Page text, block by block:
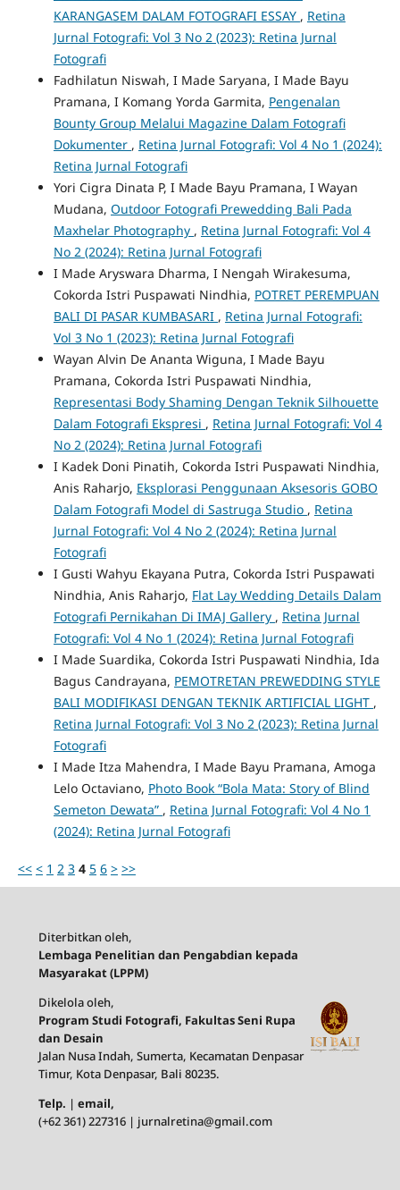
KARANGASEM DALAM FOTOGRAFI ESSAY , Retina
Jurnal Fotografi: Vol 3 No 2 (2023): Retina Jurnal
Fotografi
Fadhilatun Niswah, I Made Saryana, I Made Bayu
Pramana, I Komang Yorda Garmita, Pengenalan
Bounty Group Melalui Magazine Dalam Fotografi
Dokumenter , Retina Jurnal Fotografi: Vol 4 No 1 (2024):
Retina Jurnal Fotografi
Yori Cigra Dinata P, I Made Bayu Pramana, I Wayan
Mudana, Outdoor Fotografi Prewedding Bali Pada
Maxhelar Photography , Retina Jurnal Fotografi: Vol 4
No 2 (2024): Retina Jurnal Fotografi
I Made Aryswara Dharma, I Nengah Wirakesuma,
Cokorda Istri Puspawati Nindhia, POTRET PEREMPUAN
BALI DI PASAR KUMBASARI , Retina Jurnal Fotografi:
Vol 3 No 1 (2023): Retina Jurnal Fotografi
Wayan Alvin De Ananta Wiguna, I Made Bayu
Pramana, Cokorda Istri Puspawati Nindhia,
Representasi Body Shaming Dengan Teknik Silhouette
Dalam Fotografi Ekspresi , Retina Jurnal Fotografi: Vol 4
No 2 (2024): Retina Jurnal Fotografi
I Kadek Doni Pinatih, Cokorda Istri Puspawati Nindhia,
Anis Raharjo, Eksplorasi Penggunaan Aksesoris GOBO
Dalam Fotografi Model di Sastruga Studio , Retina
Jurnal Fotografi: Vol 4 No 2 (2024): Retina Jurnal
Fotografi
I Gusti Wahyu Ekayana Putra, Cokorda Istri Puspawati
Nindhia, Anis Raharjo, Flat Lay Wedding Details Dalam
Fotografi Pernikahan Di IMAJ Gallery , Retina Jurnal
Fotografi: Vol 4 No 1 (2024): Retina Jurnal Fotografi
I Made Suardika, Cokorda Istri Puspawati Nindhia, Ida
Bagus Candrayana, PEMOTRETAN PREWEDDING STYLE
BALI MODIFIKASI DENGAN TEKNIK ARTIFICIAL LIGHT ,
Retina Jurnal Fotografi: Vol 3 No 2 (2023): Retina Jurnal
Fotografi
I Made Itza Mahendra, I Made Bayu Pramana, Amoga
Lelo Octaviano, Photo Book “Bola Mata: Story of Blind
Semeton Dewata” , Retina Jurnal Fotografi: Vol 4 No 1
(2024): Retina Jurnal Fotografi
<< < 1 2 3 4 5 6 > >>
Diterbitkan oleh,
Lembaga Penelitian dan Pengabdian kepada
Masyarakat (LPPM)
Dikelola oleh,
Program Studi Fotografi, Fakultas Seni Rupa
dan Desain
Jalan Nusa Indah, Sumerta, Kecamatan Denpasar
Timur, Kota Denpasar, Bali 80235.
Telp. | email,
(+62 361) 227316 | jurnalretina@gmail.com